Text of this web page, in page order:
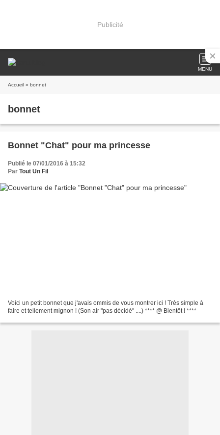
Publicité
MENU
Accueil » bonnet
bonnet
Bonnet "Chat" pour ma princesse
Publié le 07/01/2016 à 15:32
Par Tout Un Fil
Voici un petit bonnet que j'avais ommis de vous montrer ici ! Très simple à
faire et tellement mignon ! (Son air "pas décidé" ....) **** @ Bientôt ! ****